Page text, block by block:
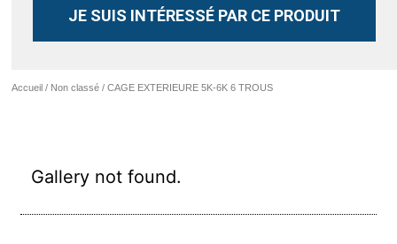
Accueil / Non classé / CAGE EXTERIEURE 5K-6K 6 TROUS
Gallery not found.
JE SUIS INTÉRESSÉ PAR CE PRODUIT